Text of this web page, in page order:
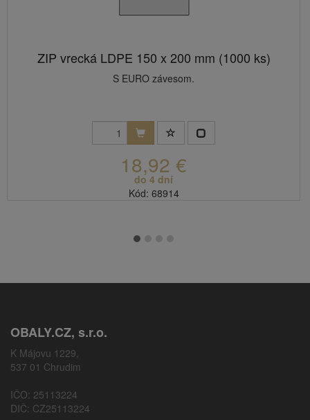
ZIP vrecká LDPE 150 x 200 mm (1000 ks)
S EURO závesom.
18,92 €
do 4 dní
Kód: 68914
OBALY.CZ, s.r.o.
K Májovu 1229,
537 01 Chrudim
IČO: 25113224
DIČ: CZ25113224